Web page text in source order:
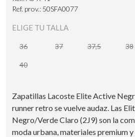
Ref. prov.: 50SFA0077
ELIGE TU TALLA
36 37 37,5 38
40
Zapatillas Lacoste Elite Active
runner retro se vuelve audaz. Las
Negro/Verde Claro (2J9) son la
moda urbana, materiales premium